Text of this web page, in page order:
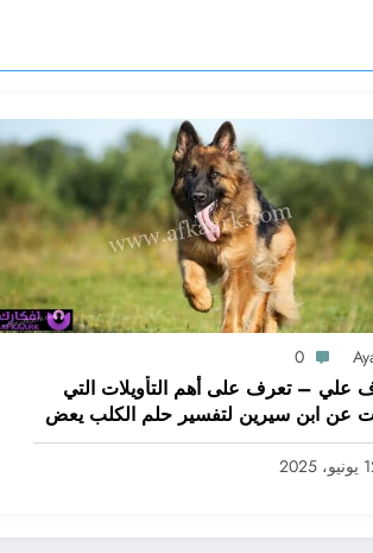
0
علي – تعرف على أهم التأويلات التي
عن ابن سيرين لتفسير حلم الكلب يعض
بالتفصيل
2025